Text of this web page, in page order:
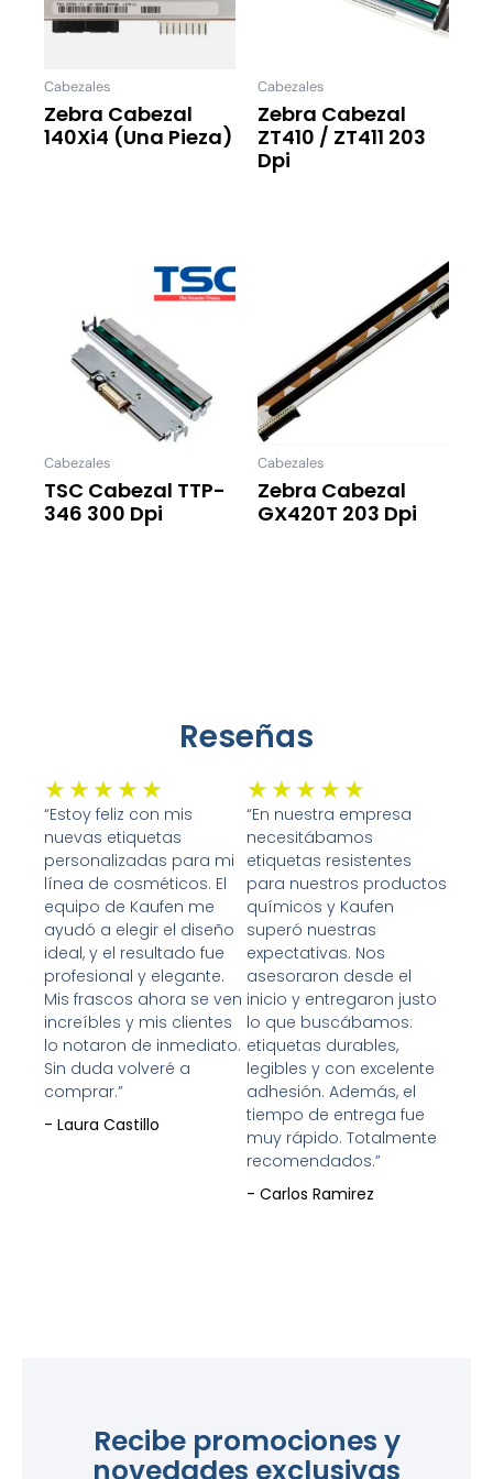
Cabezales
Zebra Cabezal
140Xi4 (una Pieza)
Cabezales
Zebra Cabezal
ZT410 / ZT411 203
Dpi
Cabezales
TSC Cabezal TTP-
346 300 Dpi
Cabezales
Zebra Cabezal
GX420T 203 Dpi
Reseñas
★ ★ ★ ★ ★ Valorado
con
5
de
5
“Estoy feliz con mis
nuevas etiquetas
personalizadas para mi
línea de cosméticos. El
equipo de Kaufen me
ayudó a elegir el diseño
ideal, y el resultado fue
profesional y elegante.
Mis frascos ahora se ven
increíbles y mis clientes
lo notaron de inmediato.
Sin duda volveré a
comprar.”
- Laura Castillo
★ ★ ★ ★ ★
con
5
de
5
“En nuestra empresa
necesitábamos
etiquetas resistentes
para nuestros productos
químicos y Kaufen
superó nuestras
expectativas. Nos
asesoraron desde el
inicio y entregaron justo
lo que buscábamos:
etiquetas durables,
legibles y con excelente
adhesión. Además, el
tiempo de entrega fue
muy rápido. Totalmente
recomendados.”
- Carlos Ramirez
Recibe promociones y
novedades exclusivas